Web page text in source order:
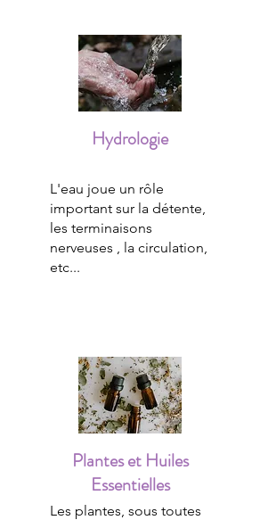
Hydrologie
L'eau joue un rôle
important sur la détente,
les terminaisons
nerveuses , la circulation,
etc...
Plantes et Huiles
Essentielles
Les plantes, sous toutes